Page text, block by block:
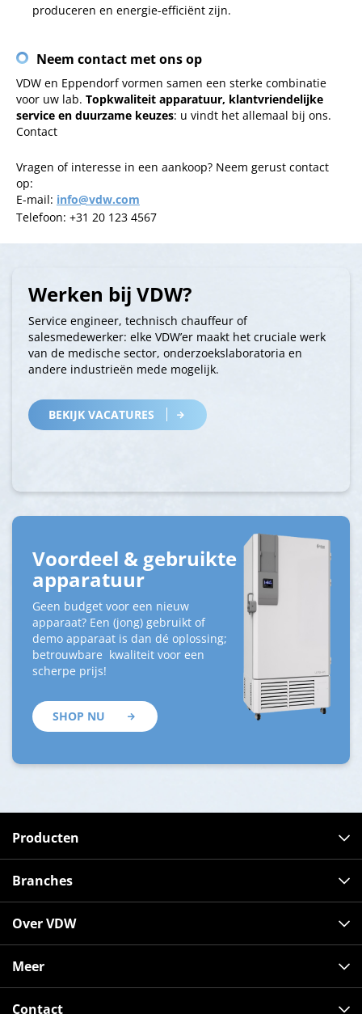
produceren en energie-efficiënt zijn.
Neem contact met ons op
VDW en Eppendorf vormen samen een sterke combinatie
voor uw lab. Topkwaliteit apparatuur, klantvriendelijke
service en duurzame keuzes: u vindt het allemaal bij ons.
Contact
Vragen of interesse in een aankoop? Neem gerust contact
op:
E-mail: info@vdw.com
Telefoon: +31 20 123 4567
Werken bij VDW?
Service engineer, technisch chauffeur of
salesmedewerker: elke VDW’er maakt het cruciale werk
van de medische sector, onderzoekslaboratoria en
andere industrieën mede mogelijk.
BEKIJK VACATURES
Voordeel & gebruikte
apparatuur
Geen budget voor een nieuw
apparaat? Een (jong) gebruikt of
demo apparaat is dan dé oplossing;
betrouwbare kwaliteit voor een
scherpe prijs!
SHOP NU
Producten
Branches
Over VDW
Meer
Contact